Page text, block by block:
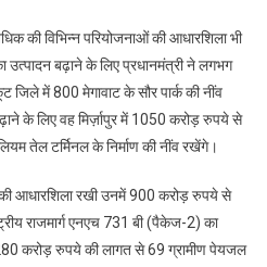
की विभिन्न परियोजनाओं की आधारशिला भी
उत्पादन बढ़ाने के लिए प्रधानमंत्री ने लगभग
में 800 मेगावाट के सौर पार्क की नींव
के लिए वह मिर्ज़ापुर में 1050 करोड़ रुपये से
तेल टर्मिनल के निर्माण की नींव रखेंगे।
आधारशिला रखी उनमें 900 करोड़ रुपये से
राजमार्ग एनएच 731 बी (पैकेज-2) का
करोड़ रुपये की लागत से 69 ग्रामीण पेयजल